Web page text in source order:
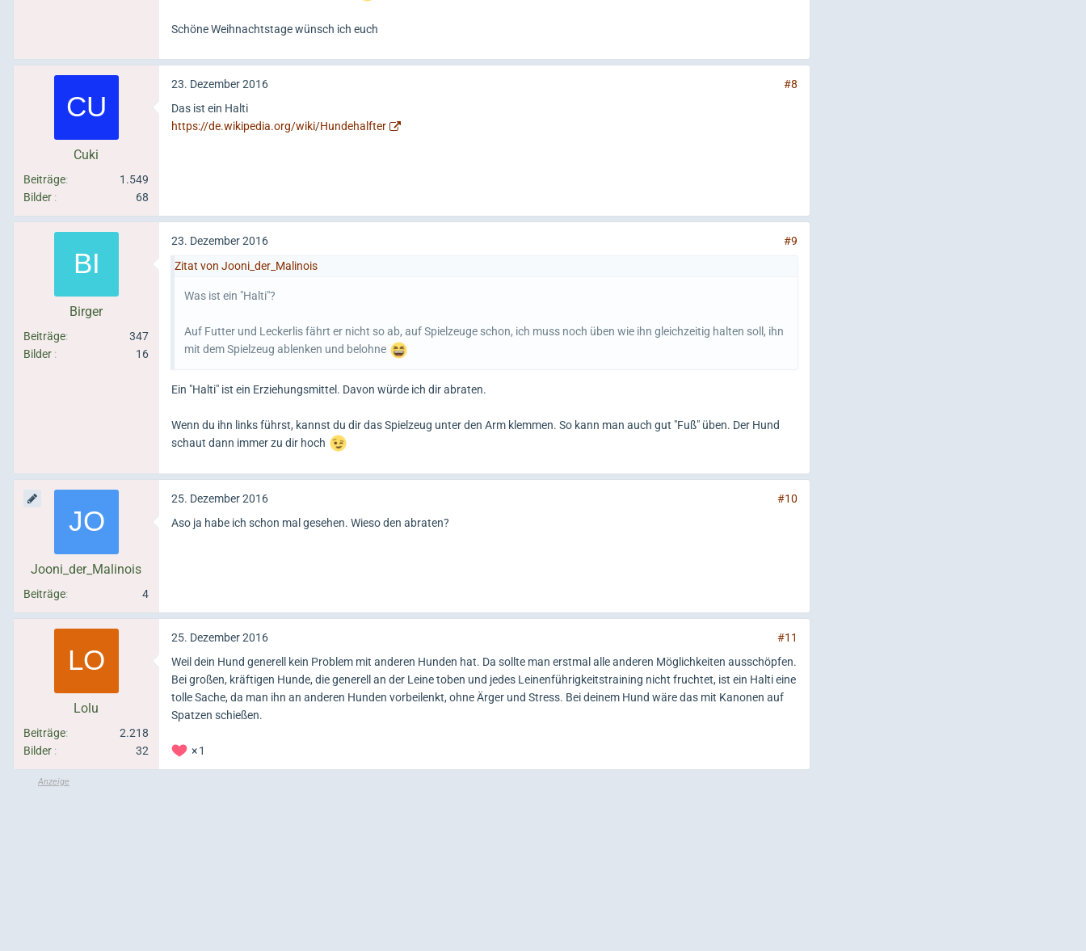
Schöne Weihnachtstage wünsch ich euch
Cuki
Beiträge
1.549
Bilder
68
23. Dezember 2016
#8
Das ist ein Halti
https://de.wikipedia.org/wiki/Hundehalfter
Birger
Beiträge
347
Bilder
16
23. Dezember 2016
#9
Zitat von Jooni_der_Malinois
Was ist ein "Halti"?
Auf Futter und Leckerlis fährt er nicht so ab, auf Spielzeuge schon, ich muss noch üben wie ihn gleichzeitig halten soll, ihn
mit dem Spielzeug ablenken und belohne
Ein "Halti" ist ein Erziehungsmittel. Davon würde ich dir abraten.
Wenn du ihn links führst, kannst du dir das Spielzeug unter den Arm klemmen. So kann man auch gut "Fuß" üben. Der Hund
schaut dann immer zu dir hoch
Jooni_der_Malinois
Beiträge 4
25. Dezember 2016
#10
Aso ja habe ich schon mal gesehen. Wieso den abraten?
Lolu
Beiträge
2.218
Bilder
32
25. Dezember 2016
#11
Weil dein Hund generell kein Problem mit anderen Hunden hat. Da sollte man erstmal alle anderen Möglichkeiten ausschöpfen.
Bei großen, kräftigen Hunde, die generell an der Leine toben und jedes Leinenführigkeitstraining nicht fruchtet, ist ein Halti eine
tolle Sache, da man ihn an anderen Hunden vorbeilenkt, ohne Ärger und Stress. Bei deinem Hund wäre das mit Kanonen auf
Spatzen schießen.
1